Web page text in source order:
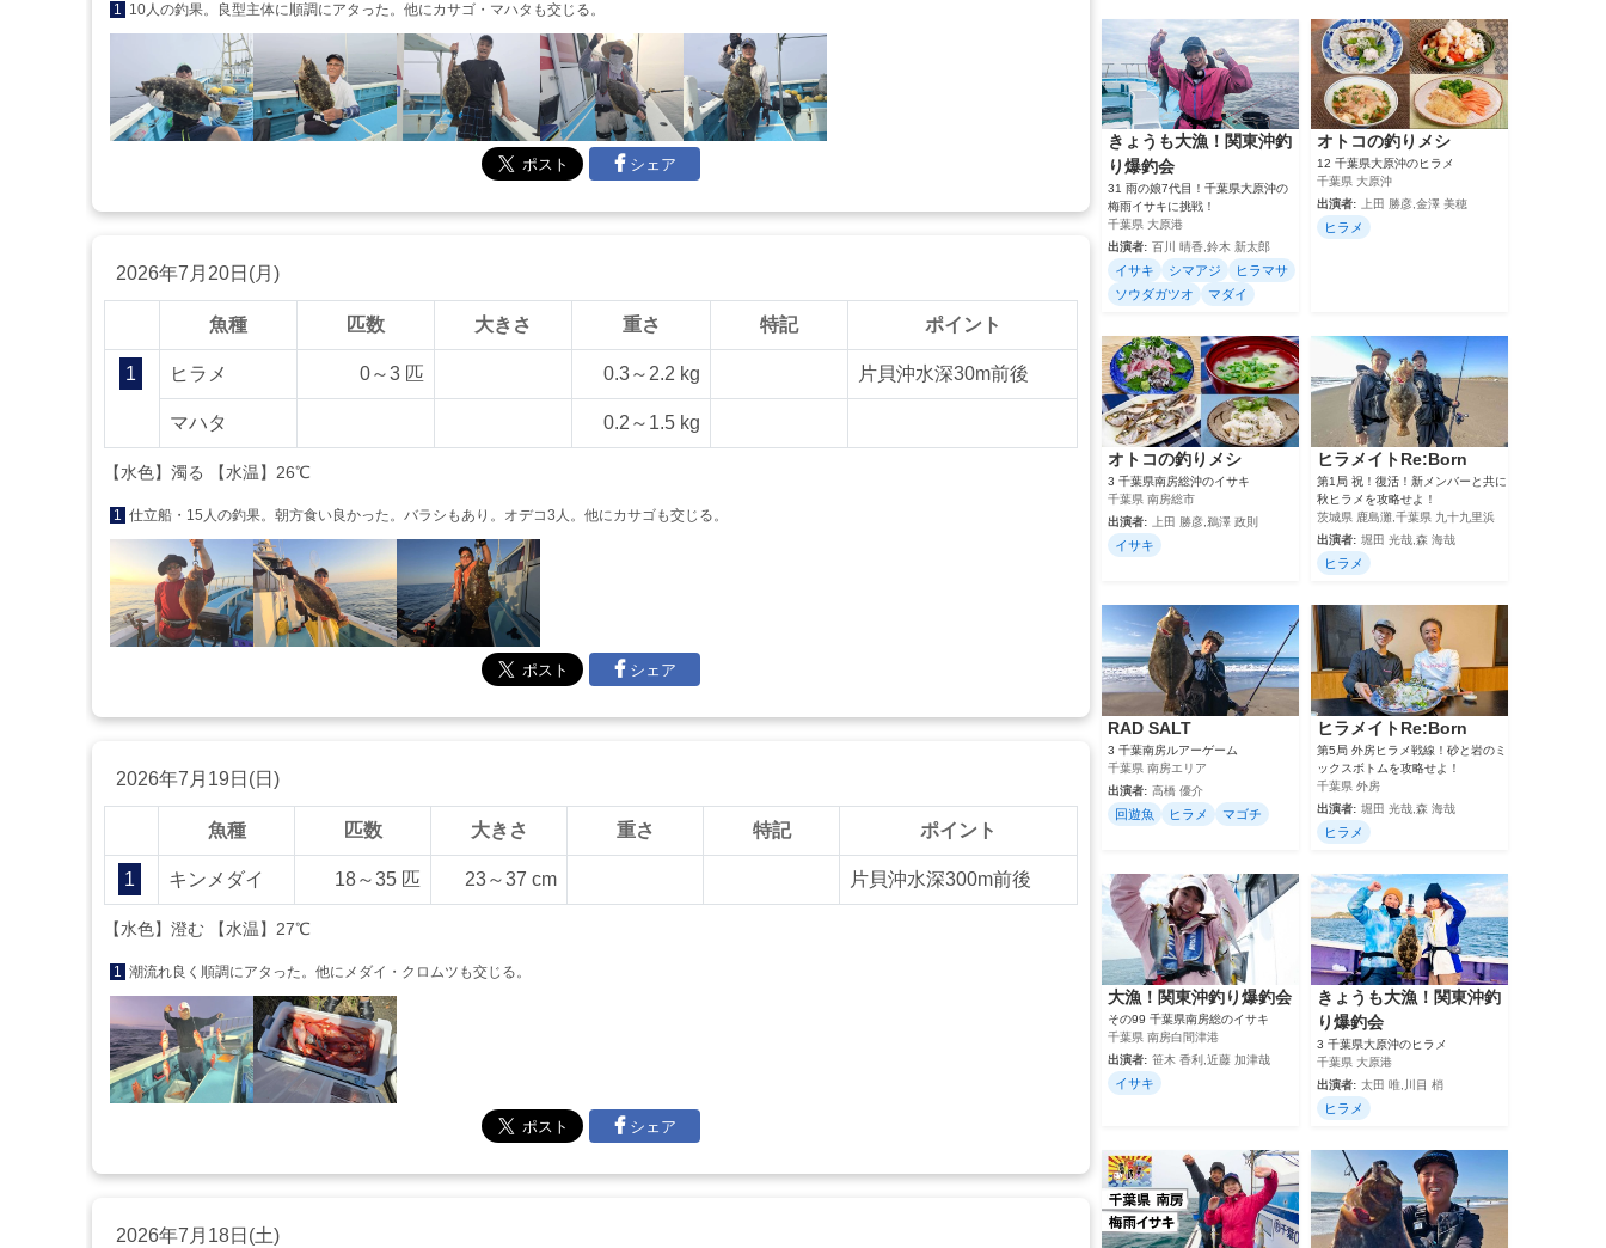
1 10人の釣果。良型主体に順調にアタった。他にカサゴ・マハタも交じる。
シェア
2026年7月20日(月)
魚種 匹数 大きさ 重さ 特記 ポイント
1 ヒラメ 0～3 匹 0.3～2.2 kg 片貝沖水深30m前後
マハタ 0.2～1.5 kg
【水色】濁る 【水温】26℃
1 仕立船・15人の釣果。朝方食い良かった。バラシもあり。オデコ3人。他にカサゴも交じる。
シェア
2026年7月19日(日)
魚種 匹数 大きさ 重さ 特記 ポイント
1 キンメダイ 18～35 匹 23～37 cm 片貝沖水深300m前後
【水色】澄む 【水温】27℃
1 潮流れ良く順調にアタった。他にメダイ・クロムツも交じる。
シェア
2026年7月18日(土)
きょうも大漁！関東沖釣
り爆釣会
31 雨の娘7代目！千葉県大原沖の
梅雨イサキに挑戦！
千葉県 大原港
出演者: 百川 晴香,鈴木 新太郎
イサキ シマアジ
ヒラマサ
ソウダガツオ
マダイ
オトコの釣りメシ
12 千葉県大原沖のヒラメ
千葉県 大原沖
出演者: 上田 勝彦,金澤 美穂
ヒラメ
オトコの釣りメシ
3 千葉県南房総沖のイサキ
千葉県 南房総市
出演者:
上田 勝彦,鵜澤 政則
イサキ
ヒラメイトRe:Born
第1局 祝！復活！新メンバーと共に
秋ヒラメを攻略せよ！
茨城県 鹿島灘,千葉県 九十九里浜
出演者: 堀田 光哉,森 海哉
ヒラメ
RAD SALT
3 千葉南房ルアーゲーム
千葉県 南房エリア
出演者: 高橋 優介
回遊魚 ヒラメ マゴチ
ヒラメイトRe:Born
第5局 外房ヒラメ戦線！砂と岩のミ
ックスボトムを攻略せよ！
千葉県 外房
出演者: 堀田 光哉,森 海哉
ヒラメ
大漁！関東沖釣り爆釣会
その99 千葉県南房総のイサキ
千葉県 南房白間津港
出演者: 笹木 香利,近藤 加津哉
イサキ
きょうも大漁！関東沖釣
り爆釣会
3 千葉県大原沖のヒラメ
千葉県 大原港
出演者: 太田 唯,川目 梢
ヒラメ